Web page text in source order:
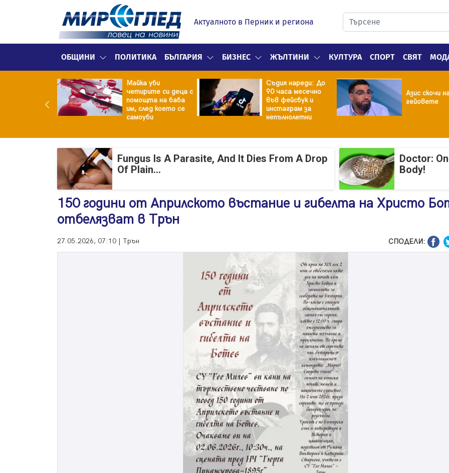
Актуалното в Перник и региона
ОБЩИНИ ПОЛИТИКА БЪЛГАРИЯ БИЗНЕС ЖЪЛТИНИ КУЛТУРА СПОРТ СВЯТ
и полово
Майка уби
четирите си деца с
помощта на баба
им, след което се
самоуби
Съдия нареди: До
90 часа месечно
във фейсбук и
инстаграм за
непълнолетни
Азис скочи
гейовете
Fungus Is A Parasite, And It Dies From A Drop
Of Plain...
Doctor:
Body!
150 години от Априлското въстание и гибелта на Христо
отбелязват в Трън
27.05.2026, 07:10 | Трън СПОДЕЛИ: